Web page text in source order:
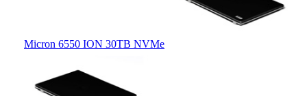
Micron 6550 ION 30TB NVMe